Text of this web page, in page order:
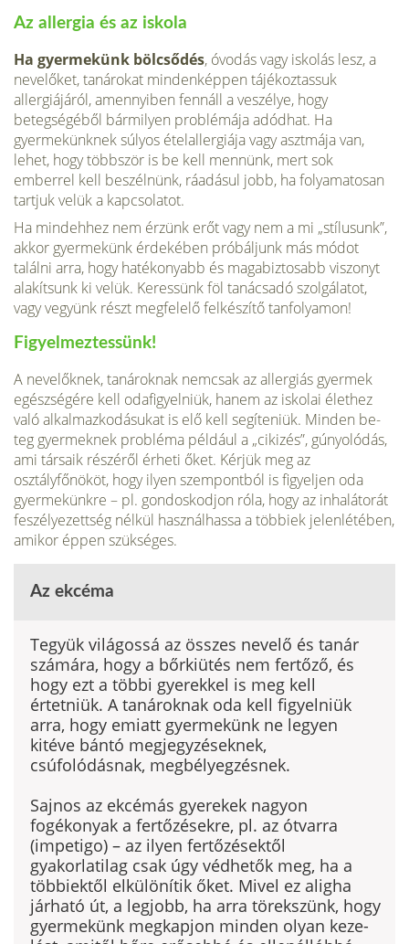
Az allergia és az iskola
Ha gyermekünk bölcsődés, óvodás vagy iskolás lesz, a
nevelő­ket, tanárokat mindenképpen tájékoztassuk
allergiájáról, amennyiben fennáll a veszélye, hogy
betegségéből bármilyen problémája adódhat. Ha
gyermekünknek súlyos ételallergiája vagy asztmája van,
lehet, hogy többször is be kell mennünk, mert sok
emberrel kell beszélnünk, ráadásul jobb, ha folyama­tosan
tartjuk velük a kapcsolatot.
Ha mindehhez nem érzünk erőt vagy nem a mi „stílusunk”,
akkor gyermekünk érdekében próbáljunk más módot
találni arra, hogy hatékonyabb és ma­gabiztosabb viszonyt
alakítsunk ki velük. Keressünk föl tanács­adó szolgálatot,
vagy vegyünk részt megfelelő felkészítő tanfo­lyamon!
Figyelmeztessünk!
A nevelőknek, tanároknak nemcsak az allergiás gyermek
egészségére kell odafigyelniük, hanem az iskolai élet­hez
való alkalmazkodásukat is elő kell segíteniük. Minden be­
teg gyermeknek probléma például a „cikizés”, gúnyolódás,
ami társaik részéről érheti őket. Kérjük meg az
osztályfőnököt, hogy ilyen szempontból is figyeljen oda
gyermekünkre – pl. gondoskodjon róla, hogy az inhalátorát
feszélyezettség nélkül használhassa a többiek jelenlétében,
amikor éppen szükséges.
Az ekcéma
Tegyük világossá az összes nevelő és tanár
számára, hogy a bőrkiütés nem fertőző, és
hogy ezt a többi gyerekkel is meg kell
értetniük. A tanároknak oda kell figyelniük
arra, hogy emiatt gyermekünk ne legyen
kitéve bántó megjegyzéseknek,
csúfolódásnak, megbélyegzésnek.
Sajnos az ekcémás gyerekek nagyon
fogékonyak a fertőzé­sekre, pl. az ótvarra
(impetigo) – az ilyen fertőzések­től
gyakorlatilag csak úgy védhetők meg, ha a
többiektől elkü­lönítik őket. Mivel ez aligha
járható út, a legjobb, ha arra törekszünk, hogy
gyermekünk megkapjon minden olyan keze­